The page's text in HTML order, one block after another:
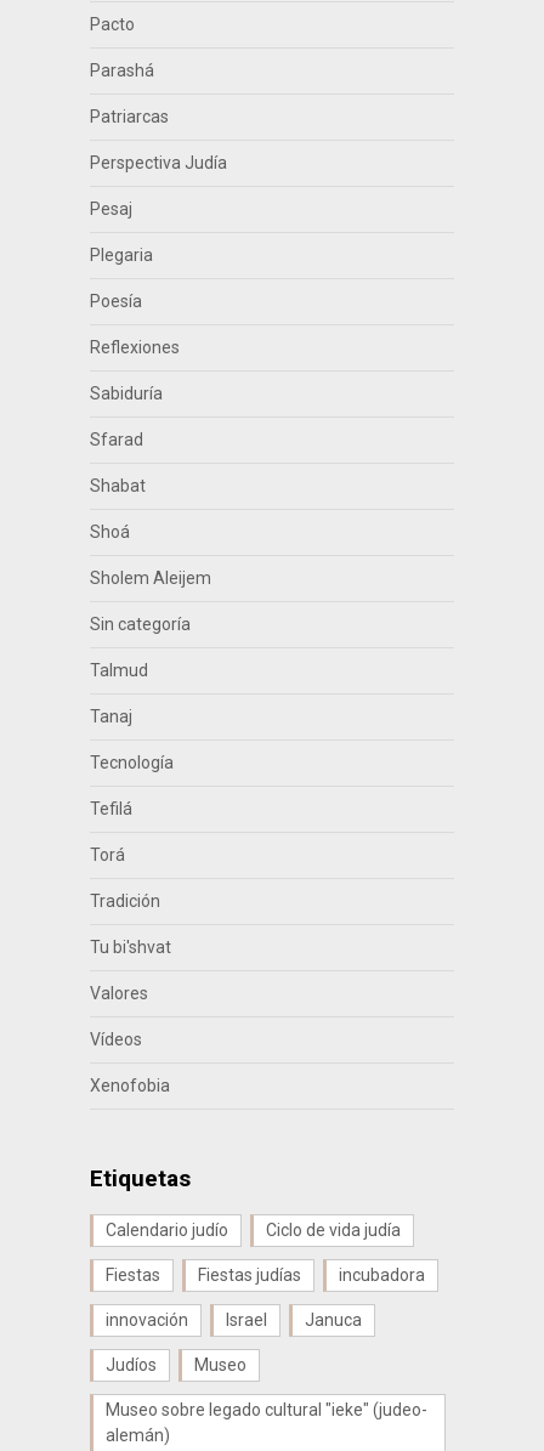
Pacto
Parashá
Patriarcas
Perspectiva Judía
Pesaj
Plegaria
Poesía
Reflexiones
Sabiduría
Sfarad
Shabat
Shoá
Sholem Aleijem
Sin categoría
Talmud
Tanaj
Tecnología
Tefilá
Torá
Tradición
Tu bi'shvat
Valores
Vídeos
Xenofobia
Etiquetas
Calendario judío Ciclo de vida judía
Fiestas Fiestas judías incubadora
innovación Israel Januca
Judíos Museo
Museo sobre legado cultural "ieke" (judeo-
alemán)